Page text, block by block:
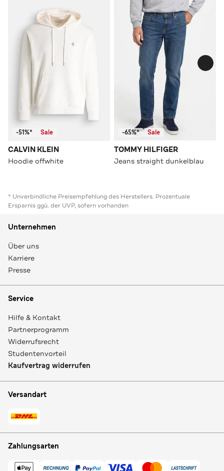
-51%* Sale
CALVIN KLEIN
Hoodie offwhite
-65%* Sale
TOMMY HILFIGER
Jeans straight dunkelblau
* Unverbindliche Preisempfehlung des Herstellers. Prozentuale
Ersparnis ggü. der UVP, sofern vorhanden
Unternehmen
Über uns
Karriere
Presse
Service
Hilfe & Kontakt
Partnerprogramm
Widerrufsrecht
Studentenvorteil
Kaufvertrag widerrufen
Versandart
Zahlungsarten